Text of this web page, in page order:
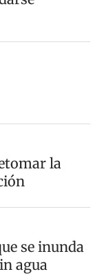
la
se inunda
agua